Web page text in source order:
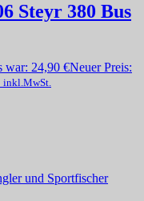
Steyr 380 Bus
war: 24,90 €Neuer Preis:
inkl.MwSt.